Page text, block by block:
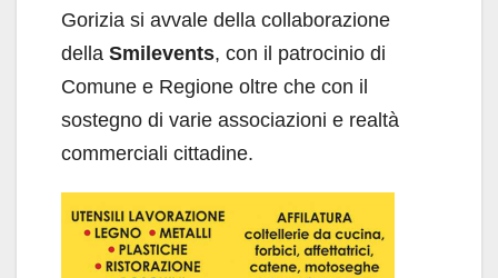
Gorizia si avvale della collaborazione
della Smilevents, con il patrocinio di
Comune e Regione oltre che con il
sostegno di varie associazioni e realtà
commerciali cittadine.